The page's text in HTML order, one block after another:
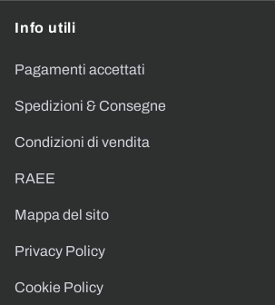
Info utili
Pagamenti accettati
Spedizioni & Consegne
Condizioni di vendita
RAEE
Mappa del sito
Privacy Policy
Cookie Policy